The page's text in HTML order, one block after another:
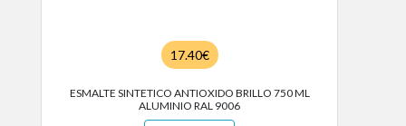
17.40€
ESMALTE SINTETICO ANTIOXIDO BRILLO 750 ML
ALUMINIO RAL 9006